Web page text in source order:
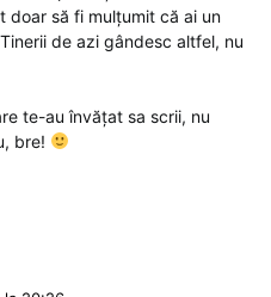
doar să fi mulțumit că ai un
de azi gândesc altfel, nu
te-au învățat sa scrii, nu
bre!